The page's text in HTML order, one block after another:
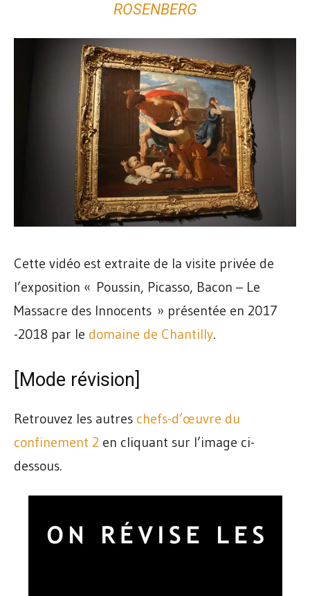
ROSENBERG
Cette vidéo est extraite de la visite privée de
l’exposition « Poussin, Picasso, Bacon – Le
Massacre des Innocents » présentée en 2017
-2018 par le domaine de Chantilly.
[Mode révision]
Retrouvez les autres chefs-d’œuvre du
confinement 2 en cliquant sur l’image ci-
dessous.